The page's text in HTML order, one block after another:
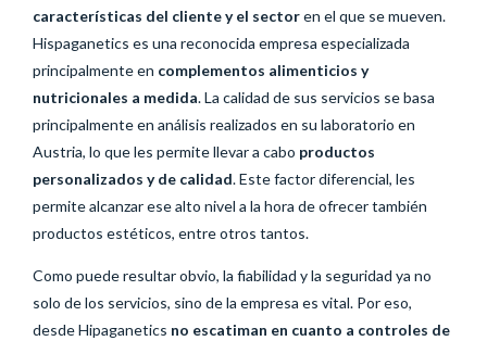
características del cliente y el sectoren el que se mueven.
Hispaganetics es una reconocida empresa especializada
principalmente en complementos alimenticios y
nutricionales a medida. La calidad de sus servicios se basa
principalmente en análisis realizados en su laboratorio en
Austria, lo que les permite llevar a cabo productos
personalizados y de calidad. Este factor diferencial, les
permite alcanzar ese alto nivel a la hora de ofrecer también
productos estéticos, entre otros tantos.
Como puede resultar obvio, la fiabilidad y la seguridad ya no
solo de los servicios, sino de la empresa es vital. Por eso,
desde Hipaganetics no escatiman en cuanto a controles de